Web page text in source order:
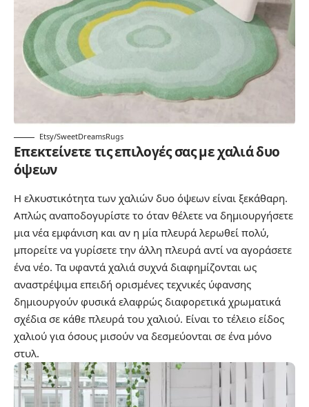
Etsy/SweetDreamsRugs
Επεκτείνετε τις επιλογές σας με χαλιά δυο
όψεων
Η ελκυστικότητα των χαλιών δυο όψεων είναι ξεκάθαρη.
Απλώς αναποδογυρίστε το όταν θέλετε να δημιουργήσετε
μια νέα εμφάνιση και αν η μία πλευρά λερωθεί πολύ,
μπορείτε να γυρίσετε την άλλη πλευρά αντί να αγοράσετε
ένα νέο. Τα υφαντά χαλιά συχνά διαφημίζονται ως
αναστρέψιμα επειδή ορισμένες τεχνικές ύφανσης
δημιουργούν φυσικά ελαφρώς διαφορετικά χρωματικά
σχέδια σε κάθε πλευρά του χαλιού. Είναι το τέλειο είδος
χαλιού για όσους μισούν να δεσμεύονται σε ένα μόνο
στυλ.